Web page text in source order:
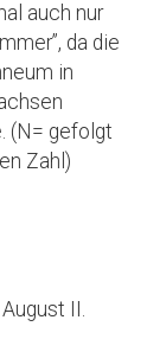
auch nur
da die
in
(N= gefolgt
Zahl)
II.